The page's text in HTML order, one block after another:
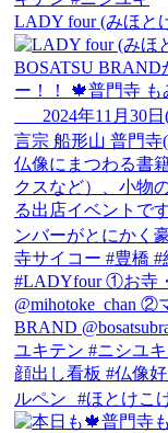
LADY four (みほと